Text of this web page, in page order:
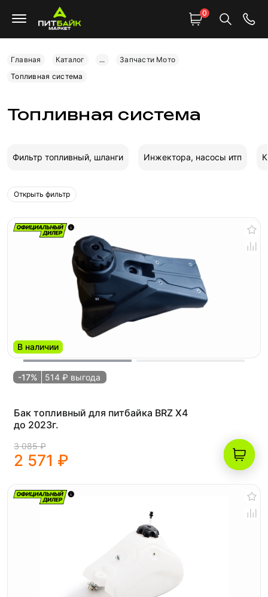
0
Главная Каталог ...
Запчасти Мото
Топливная система
Топливная система
Фильтр топливный, шланги Инжектора, насосы итп
Открыть фильтр
В наличии
-17% 514 ₽ выгода
Бак топливный для питбайка BRZ X4
до 2023г.
3 085 ₽
2 571 ₽